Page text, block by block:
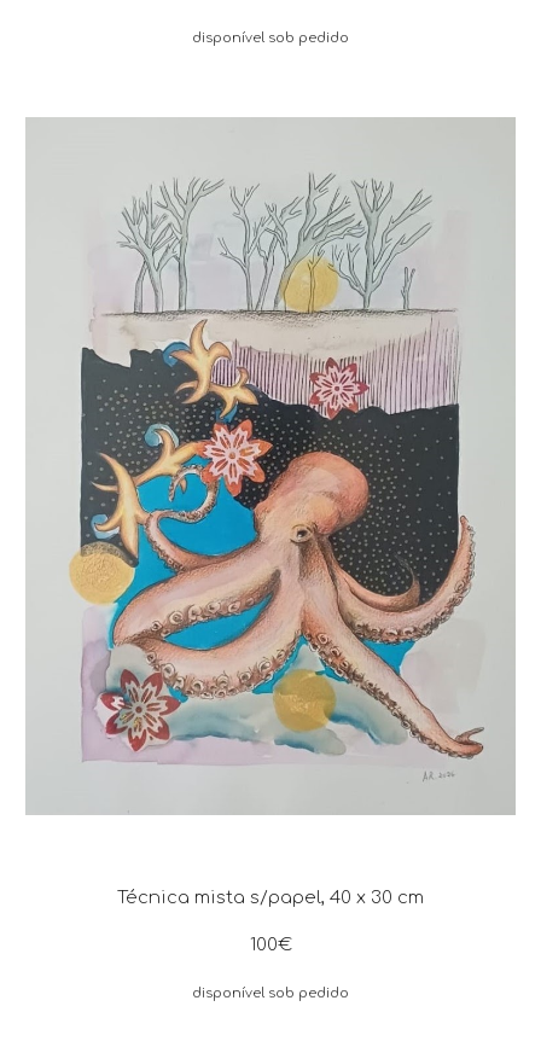
disponível sob pedido
Técnica mista s/papel, 40 x 30 cm
100€
disponível sob pedido